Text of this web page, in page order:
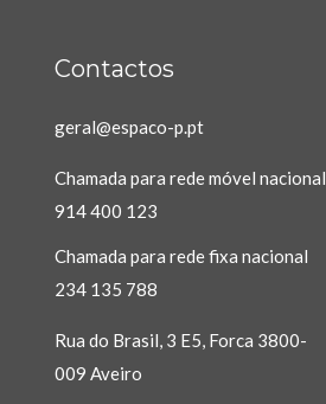
Contactos
geral@espaco-p.pt
Chamada para rede móvel nacional
914 400 123
Chamada para rede fixa nacional
234 135 788
Rua do Brasil, 3 E5, Forca 3800-
009 Aveiro